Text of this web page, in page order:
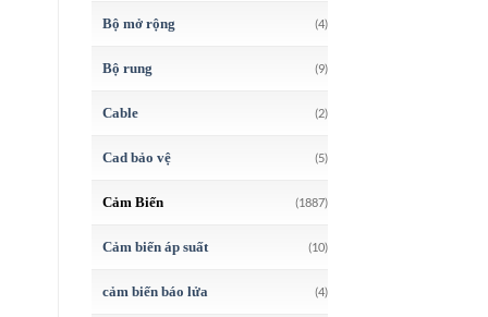
Bộ mở rộng (4)
Bộ rung (9)
Cable (2)
Cad bảo vệ (5)
Cảm Biến (1887)
Cảm biến áp suất (10)
cảm biến báo lửa (4)